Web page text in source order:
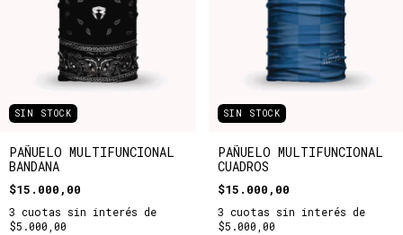
SIN STOCK
PAÑUELO MULTIFUNCIONAL
BANDANA
$15.000,00
3 cuotas sin interés de
$5.000,00
SIN STOCK
PAÑUELO MULTIFUNCIONAL
CUADROS
$15.000,00
3 cuotas sin interés de
$5.000,00